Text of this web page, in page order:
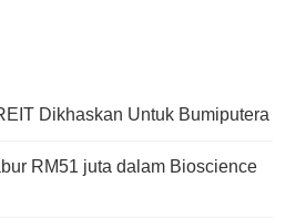
Dikhaskan Untuk Bumiputera
RM51 juta dalam Bioscience